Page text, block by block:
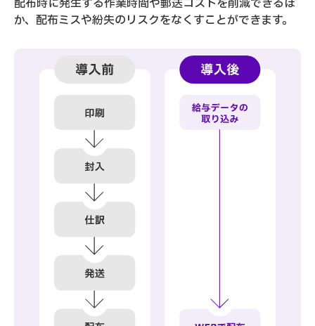
配布時に発生する作業時間や郵送コストを削減できるほ
か、配布ミスや紛失のリスクをなくすことができます。